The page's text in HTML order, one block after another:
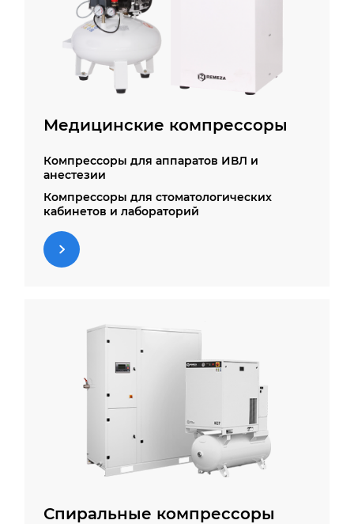
Медицинские компрессоры
Компрессоры для аппаратов ИВЛ и
анестезии
Компрессоры для стоматологических
кабинетов и лабораторий
Спиральные компрессоры